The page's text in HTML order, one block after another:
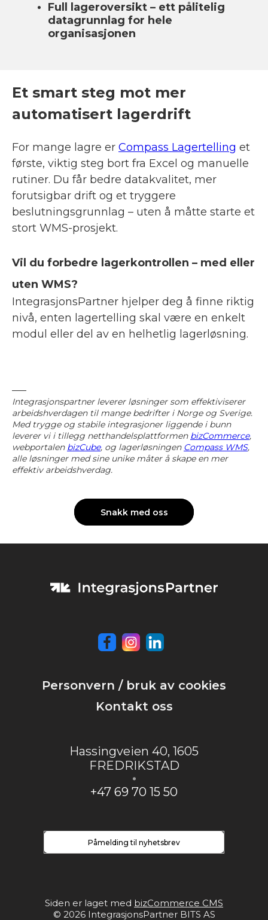
Full lageroversikt – ett pålitelig
datagrunnlag for hele
organisasjonen
Et smart steg mot mer
automatisert lagerdrift
For mange lagre er Compass Lagertelling et
første, viktig steg bort fra Excel og manuelle
rutiner. Du får bedre datakvalitet, mer
forutsigbar drift og et tryggere
beslutningsgrunnlag – uten å måtte starte et
stort WMS-prosjekt.
Vil du forbedre lagerkontrollen – med eller
uten WMS?
IntegrasjonsPartner hjelper deg å finne riktig
nivå, enten lagertelling skal være en enkelt
modul eller del av en helhetlig lagerløsning.
–––
Integrasjonspartner leverer løsninger som effektiviserer
arbeidshverdagen til mange bedrifter i Norge og Sverige.
Med trygge og stabile integrasjoner liggende i bunn
leverer vi i tillegg netthandelsplattformen bizCommerce,
webportalen bizCube, og lagerløsningen Compass WMS,
alle løsninger med sine unike måter å skape en mer
effektiv arbeidshverdag.
Snakk med oss
Personvern / bruk av cookies
Kontakt oss
Hassingveien 40, 1605
FREDRIKSTAD
+47 69 70 15 50
Påmelding til nyhetsbrev
Siden er laget med bizCommerce CMS
© 2026 IntegrasjonsPartner BITS AS